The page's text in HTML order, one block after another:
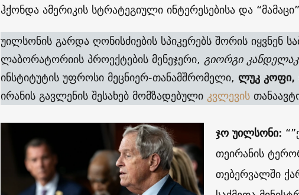
ჰქონდა ამერიკის სტრატეგიული ინტერესებისა და
უილსონის გარდა ღონისძიების სპიკერებს შორის იყვნენ
ლაბორატორიის პროექტების მენეჯერი, გიორგი
ინსტიტუტის უფროსი მეცნიერ-თანამშრომელი, ლუკ კოფი,
ირანის გავლენის შესახებ მომზადებული კვლევის
ჯო უილსონი:
თეირანის
თებერვალში